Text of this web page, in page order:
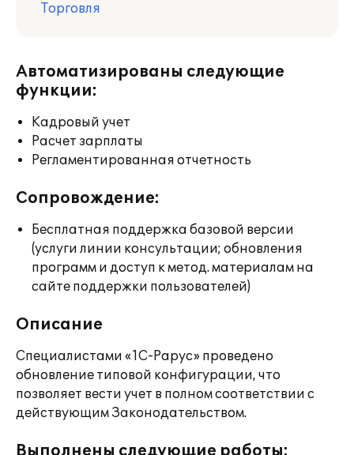
Торговля
Автоматизированы следующие
функции:
Кадровый учет
Расчет зарплаты
Регламентированная отчетность
Сопровождение:
Бесплатная поддержка базовой версии
(услуги линии консультации; обновления
программ и доступ к метод. материалам на
сайте поддержки пользователей)
Описание
Специалистами «1С-Рарус» проведено
обновление типовой конфигурации, что
позволяет вести учет в полном соответствии с
действующим Законодательством.
Выполнены следующие работы: